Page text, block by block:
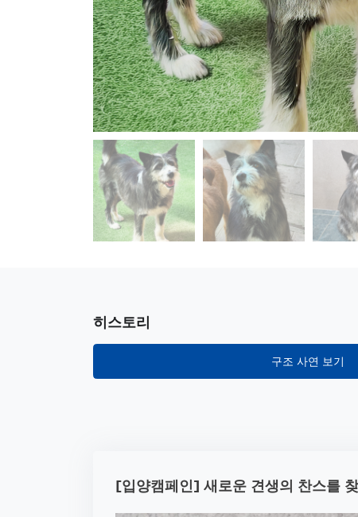
히스토리
구조 사연 보기
[입양캠페인] 새로운 견생의 찬스를